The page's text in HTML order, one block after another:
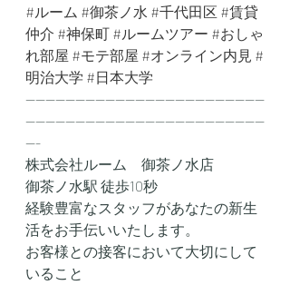
#ルーム #御茶ノ水 #千代田区 #賃貸
仲介 #神保町 #ルームツアー #おしゃ
れ部屋 #モテ部屋 #オンライン内見 #
明治大学 #日本大学
------------------------------------------------
------------------------------------------------
---
株式会社ルーム　御茶ノ水店
御茶ノ水駅 徒歩10秒
経験豊富なスタッフがあなたの新生
活をお手伝いいたします。
お客様との接客において大切にして
いること